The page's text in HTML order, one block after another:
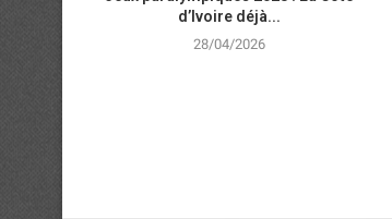
d’Ivoire déjà...
28/04/2026